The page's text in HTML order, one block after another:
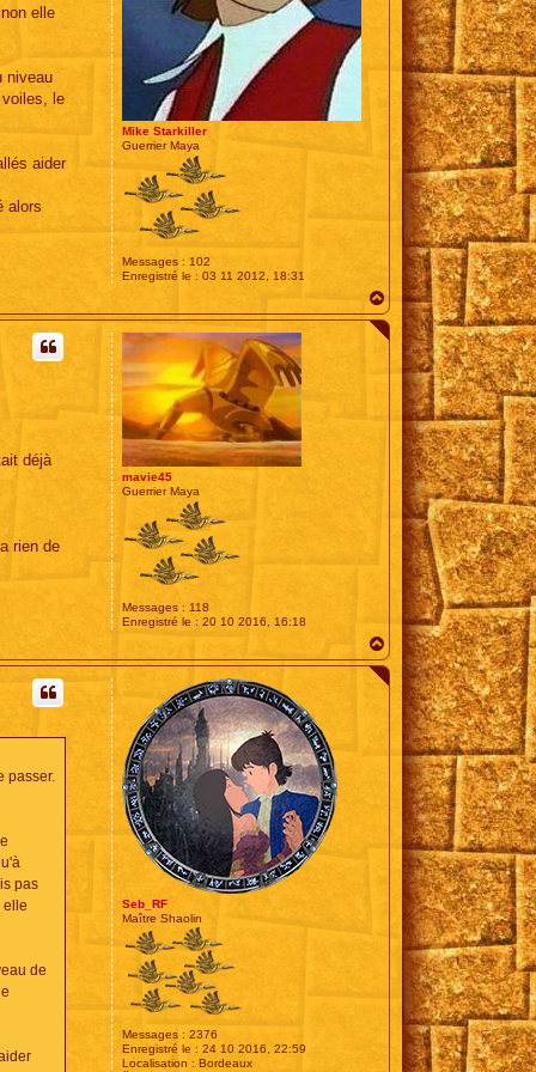
Mike Starkiller
Guerrier Maya
Messages : 102
Enregistré le : 03 11 2012, 18:31
elle
niveau
le
aider
alors
a
u
mavie45
Guerrier Maya
Messages : 118
Enregistré le : 20 10 2016, 16:18
déjà
rien de
a
u
Seb_RF
Maître Shaolin
Messages : 2376
Enregistré le : 24 10 2016, 22:59
Localisation : Bordeaux
passer.
pas
elle
de